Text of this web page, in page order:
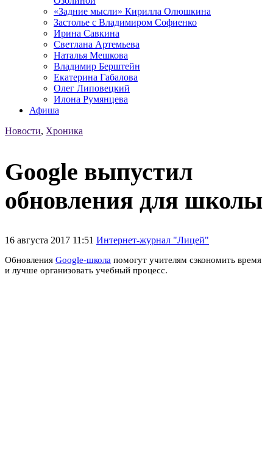
«Задние мысли» Кирилла Олюшкина
Застолье с Владимиром Софиенко
Ирина Савкина
Светлана Артемьева
Наталья Мешкова
Владимир Берштейн
Екатерина Габалова
Олег Липовецкий
Илона Румянцева
Афиша
Новости, Хроника
Google выпустил
обновления для школы
16 августа 2017 11:51 Интернет-журнал "Лицей"
Обновления Google-школа помогут учителям сэкономить время
и лучше организовать учебный процесс.